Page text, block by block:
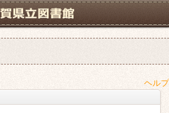
ヘルプ